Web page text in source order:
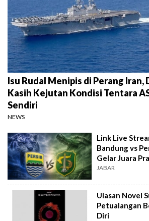
Isu Rudal Menipis di Perang Iran,
Kasih Kejutan Kondisi Tentara
Sendiri
NEWS
Link Live
Bandung vs
Gelar Juara
JABAR
Ulasan Novel
Petualangan
Diri